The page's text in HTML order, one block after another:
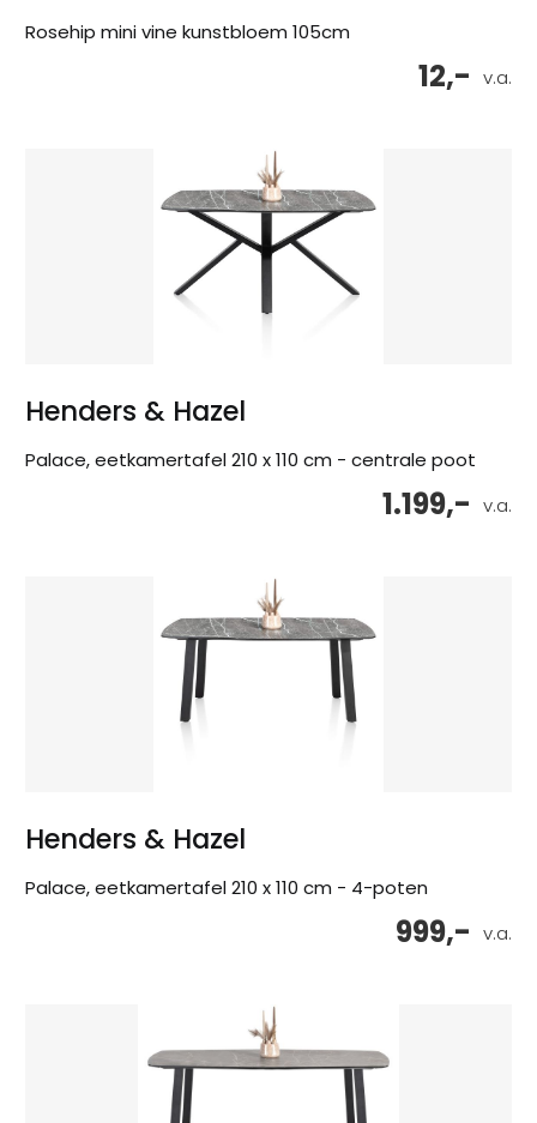
Rosehip mini vine kunstbloem 105cm
v.a.
12,-
Henders & Hazel
Palace, eetkamertafel 210 x 110 cm - centrale poot
v.a.
1.199,-
Henders & Hazel
Palace, eetkamertafel 210 x 110 cm - 4-poten
v.a.
999,-